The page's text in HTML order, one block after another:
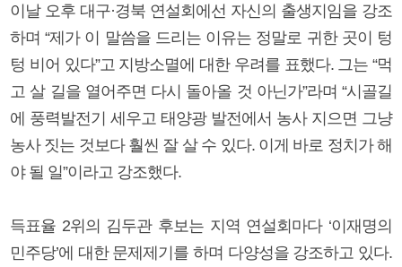
이날 오후 대구·경북 연설회에선 자신의 출생지임을 강조
하며 “제가 이 말씀을 드리는 이유는 정말로 귀한 곳이 텅
텅 비어 있다”고 지방소멸에 대한 우려를 표했다. 그는 “먹
고 살 길을 열어주면 다시 돌아올 것 아닌가”라며 “시골길
에 풍력발전기 세우고 태양광 발전에서 농사 지으면 그냥
농사 짓는 것보다 훨씬 잘 살 수 있다. 이게 바로 정치가 해
야 될 일”이라고 강조했다.
득표율 2위의 김두관 후보는 지역 연설회마다 ‘이재명의
민주당’에 대한 문제제기를 하며 다양성을 강조하고 있다.